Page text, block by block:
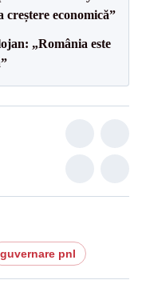
creștere economică”
„România este
guvernare pnl